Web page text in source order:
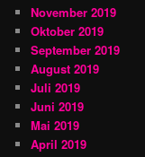
November 2019
Oktober 2019
September 2019
August 2019
Juli 2019
Juni 2019
Mai 2019
April 2019